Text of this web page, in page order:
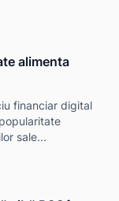
alimenta
financiar digital
sale...